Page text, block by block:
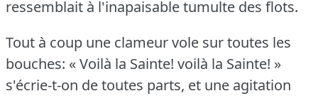
ressemblait à l'inapaisable tumulte des flots.
Tout à coup une clameur vole sur toutes les
bouches: « Voilà la Sainte! voilà la Sainte! »
s'écrie-t-on de toutes parts, et une agitation